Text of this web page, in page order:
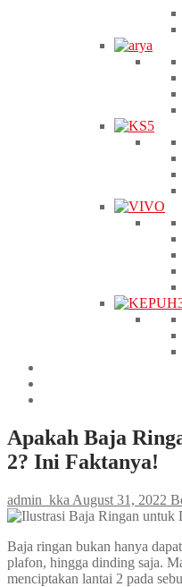
Apakah Baja
2? Ini Faktanya!
admin_kka August 31, 2022
Baja ringan bukan hanya
plafon, hingga dinding saja.
menciptakan lantai 2 pada